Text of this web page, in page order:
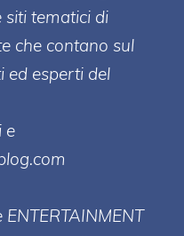
siti tematici di
che contano sul
ed esperti del
e